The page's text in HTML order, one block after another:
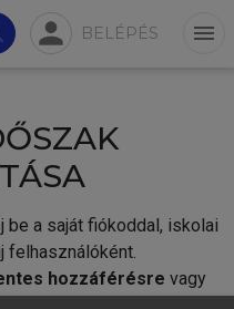
person BELÉPÉS menu
a saját fiókoddal, iskolai
felhasználóként.
hozzáférésre vagy